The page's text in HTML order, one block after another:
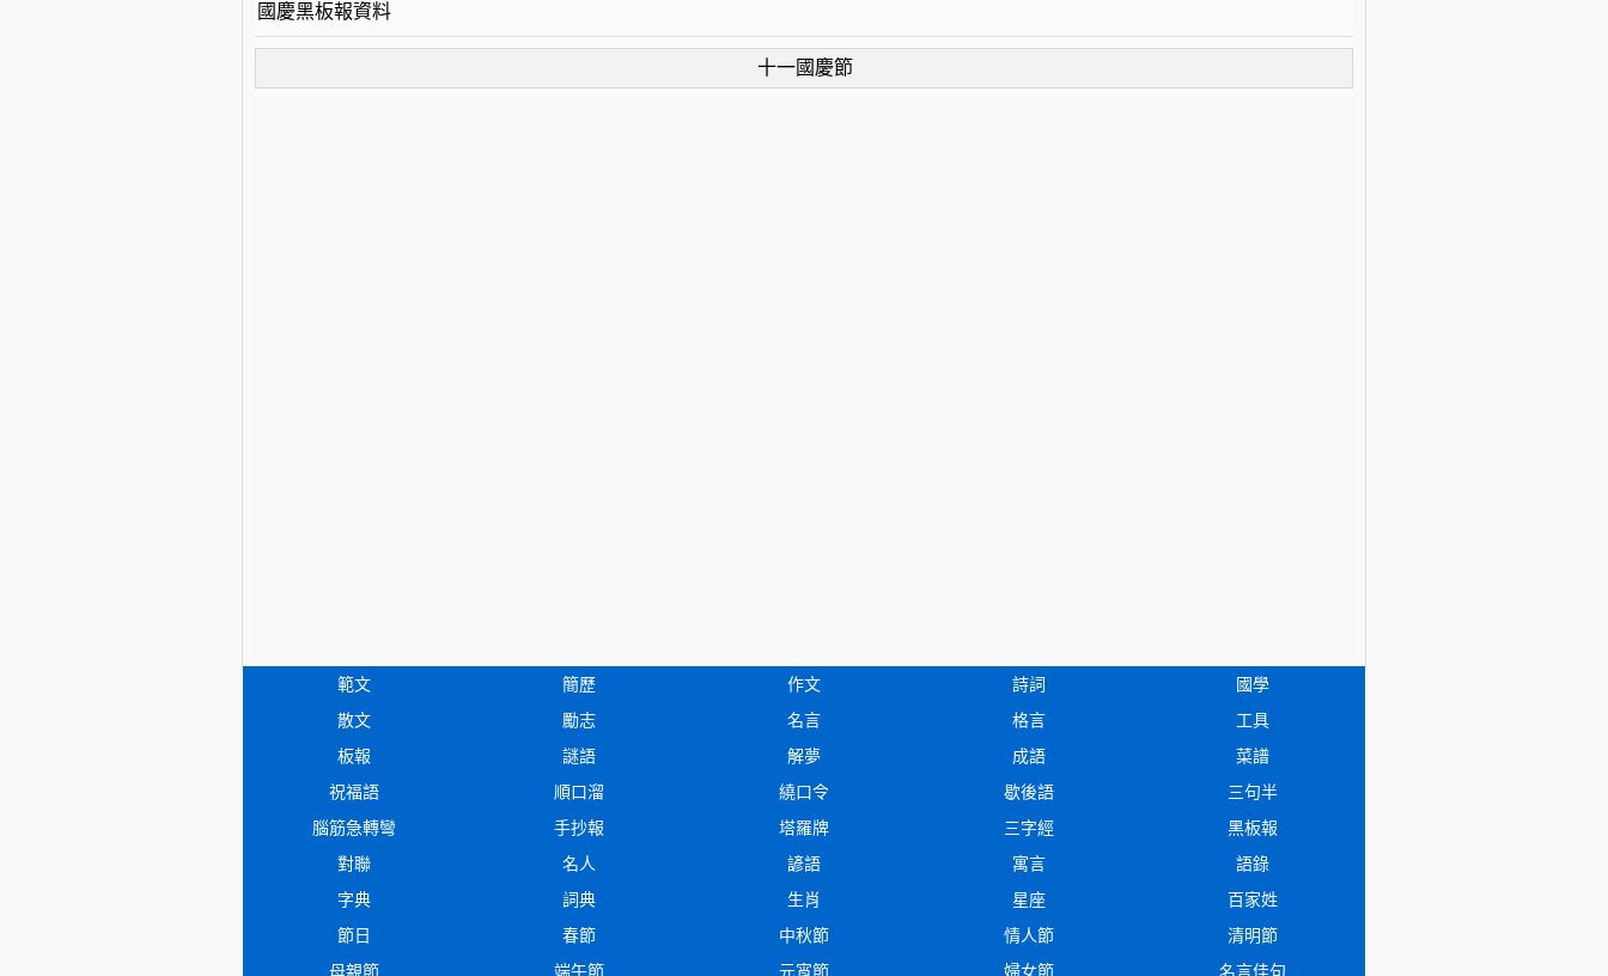
國慶黑板報資料
十一國慶節
範文 簡歷 作文 詩詞
國學
散文
勵志 名言 格言
工具
板報
謎語 解夢 成語
菜譜
祝福語
順口溜 繞口令 歇後語
三句半
腦筋急轉彎
手抄報 塔羅牌 三字經
黑板報
對聯
名人 諺語 寓言
語錄
字典
詞典 生肖 星座
百家姓
節日
春節 中秋節 情人節
清明節
母親節
端午節 元宵節 婦女節 名言佳句